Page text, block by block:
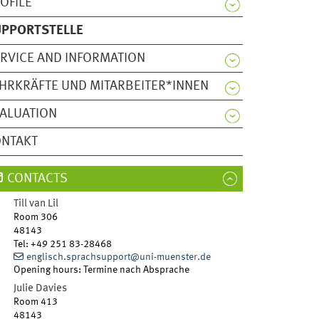
AND INFORMATION
UND MITARBEITER*INNEN
CONTACTS
Till van Lil
Room 306
48143
Tel:+49 251 83-28468
englisch.sprachsupport@uni-muenster.de
Opening hours: Termine nach Absprache
Julie Davies
Room 413
48143